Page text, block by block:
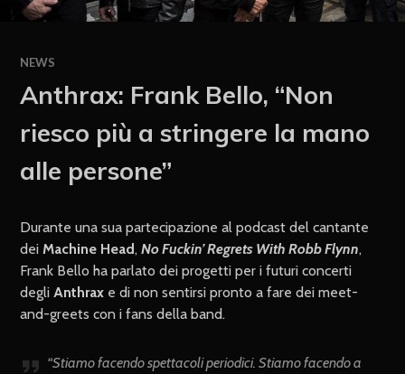
NEWS
Anthrax: Frank Bello, “Non
riesco più a stringere la mano
alle persone”
Durante una sua partecipazione al podcast del cantante
deiMachine Head,No Fuckin’ Regrets With Robb Flynn,
Frank Bello ha parlato dei progetti per i futuri concerti
degli Anthrax e di non sentirsi pronto a fare dei meet-
and-greets con i fans della band.
“Stiamo facendo spettacoli periodici. Stiamo facendo a